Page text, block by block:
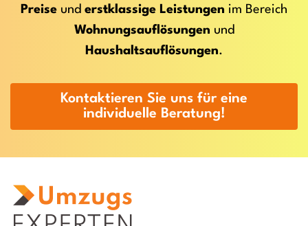
Preise und erstklassige Leistungen im Bereich
Wohnungsauflösungen und
Haushaltsauflösungen.
Kontaktieren Sie uns für eine
individuelle Beratung!